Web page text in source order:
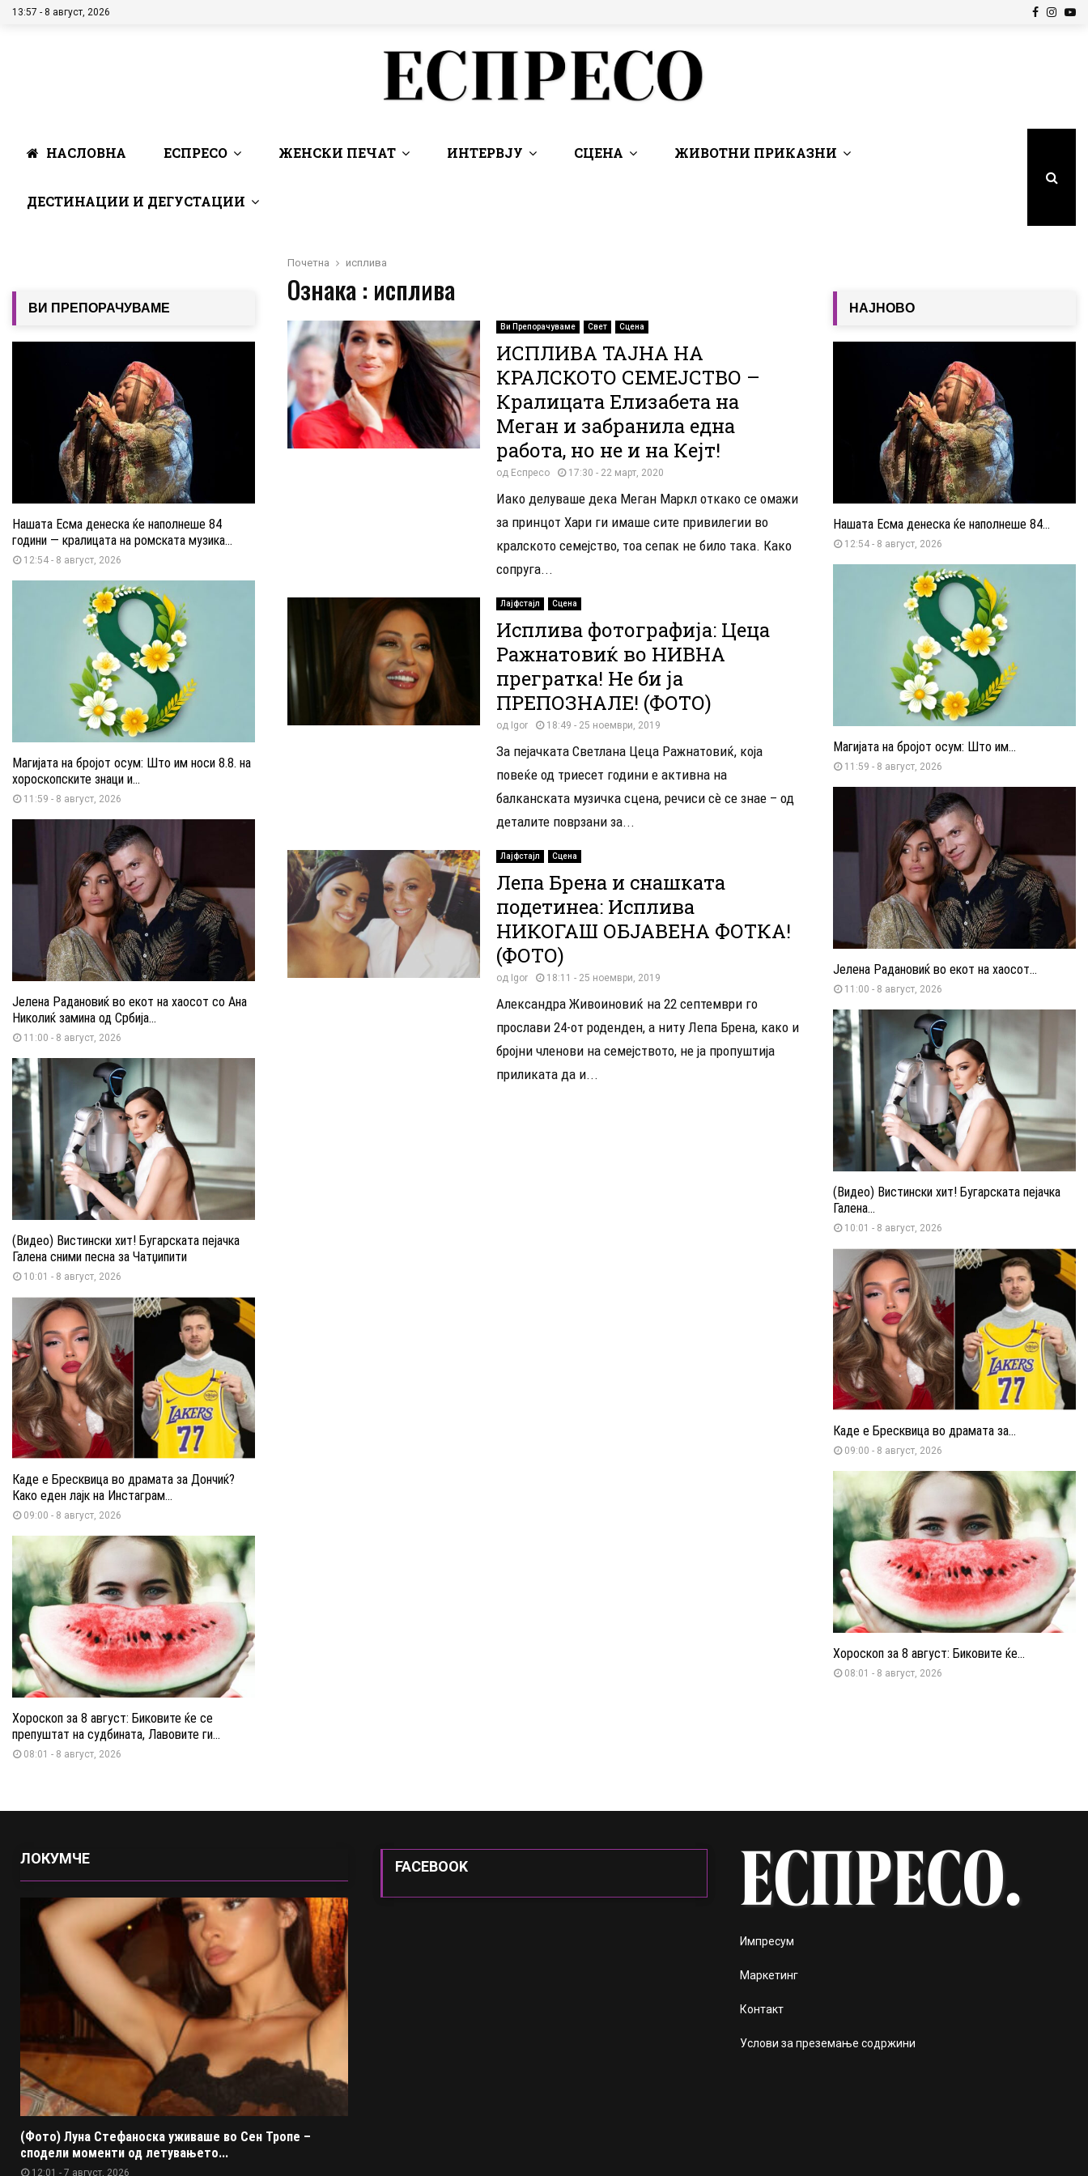
13:57 - 8 август, 2026 Facebook
НАСЛОВНА ЕСПРЕСО ЖЕНСКИ ПЕЧАТ ИНТЕРВЈУ СЦЕНА ЖИВОТНИ ПРИКАЗНИ
ДЕСТИНАЦИИ И ДЕГУСТАЦИИ
Почетна исплива
Ознака : исплива
Ви Препорачуваме Свет Сцена
ИСПЛИВА ТАЈНА НА
КРАЛСКОТО СЕМЕЈСТВО –
Кралицата Елизабета на
Меган и забранила една
работа, но не и на Кејт!
од Еспресо 17:30 - 22 март, 2020
Иако делуваше дека Меган Маркл откако се омажи
за принцот Хари ги имаше сите привилегии во
кралското семејство, тоа сепак не било така. Како
сопруга...
Лајфстајл Сцена
Исплива фотографија: Цеца
Ражнатовиќ во НИВНА
прегратка! Не би ја
ПРЕПОЗНАЛЕ! (ФОТО)
од Igor 18:49 - 25 ноември, 2019
За пејачката Светлана Цеца Ражнатовиќ, која
повеќе од триесет години е активна на
балканската музичка сцена, речиси сè се знае – од
деталите поврзани за...
Лајфстајл Сцена
Лепа Брена и снашката
подетинеа: Исплива
НИКОГАШ ОБЈАВЕНА ФОТКА!
(ФОТО)
од Igor 18:11 - 25 ноември, 2019
Александра Живоиновиќ на 22 септември го
прослави 24-от роденден, а ниту Лепа Брена, како и
бројни членови на семејството, не ја пропуштија
приликата да и...
ВИ ПРЕПОРАЧУВАМЕ
Нашата Есма денеска ќе наполнеше 84
години — кралицата на ромската музика...
12:54 - 8 август, 2026
Магијата на бројот осум: Што им носи 8.8. на
хороскопските знаци и...
11:59 - 8 август, 2026
Јелена Радановиќ во екот на хаосот со Ана
Николиќ замина од Србија...
11:00 - 8 август, 2026
(Видео) Вистински хит! Бугарската пејачка
Галена сними песна за Чатџипити
10:01 - 8 август, 2026
Каде е Бресквица во драмата за Дончиќ?
Како еден лајк на Инстаграм...
09:00 - 8 август, 2026
Хороскоп за 8 август: Биковите ќе се
препуштат на судбината, Лавовите ги...
08:01 - 8 август, 2026
НАЈНОВО
Нашата Есма денеска ќе наполнеше 84...
12:54 - 8 август, 2026
Магијата на бројот осум: Што им...
11:59 - 8 август, 2026
Јелена Радановиќ во екот на хаосот...
11:00 - 8 август, 2026
(Видео) Вистински хит! Бугарската пејачка
Галена...
10:01 - 8 август, 2026
Каде е Бресквица во драмата за...
09:00 - 8 август, 2026
Хороскоп за 8 август: Биковите ќе...
08:01 - 8 август, 2026
ЛОКУМЧЕ
(Фото) Луна Стефаноска уживаше во Сен Тропе –
сподели моменти од летувањето...
12:01 - 7 август, 2026
FACEBOOK
Импресум
Маркетинг
Контакт
Услови за преземање содржини